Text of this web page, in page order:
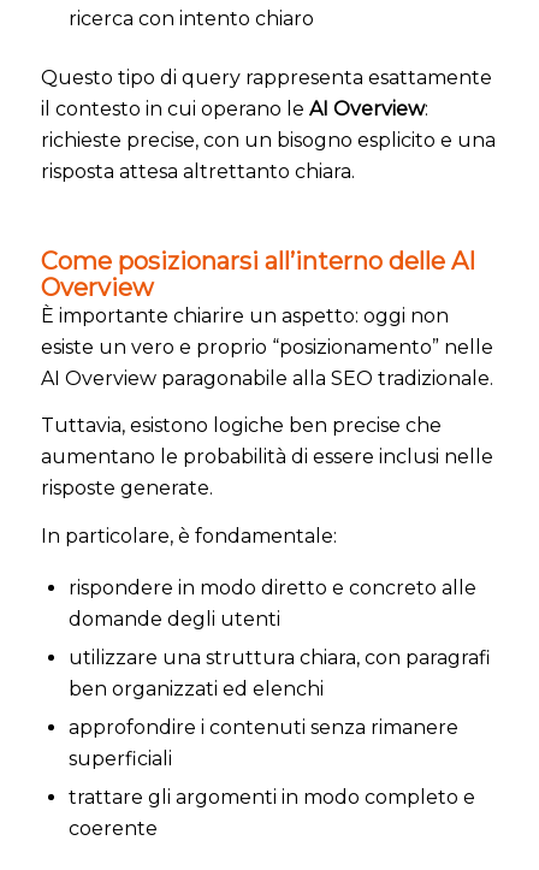
ricerca con intento chiaro
Questo tipo di query rappresenta esattamente
il contesto in cui operano le AI Overview:
richieste precise, con un bisogno esplicito e una
risposta attesa altrettanto chiara.
Come posizionarsi all’interno delle AI
Overview
È importante chiarire un aspetto: oggi non
esiste un vero e proprio “posizionamento” nelle
AI Overview paragonabile alla SEO tradizionale.
Tuttavia, esistono logiche ben precise che
aumentano le probabilità di essere inclusi nelle
risposte generate.
In particolare, è fondamentale:
rispondere in modo diretto e concreto alle
domande degli utenti
utilizzare una struttura chiara, con paragrafi
ben organizzati ed elenchi
approfondire i contenuti senza rimanere
superficiali
trattare gli argomenti in modo completo e
coerente